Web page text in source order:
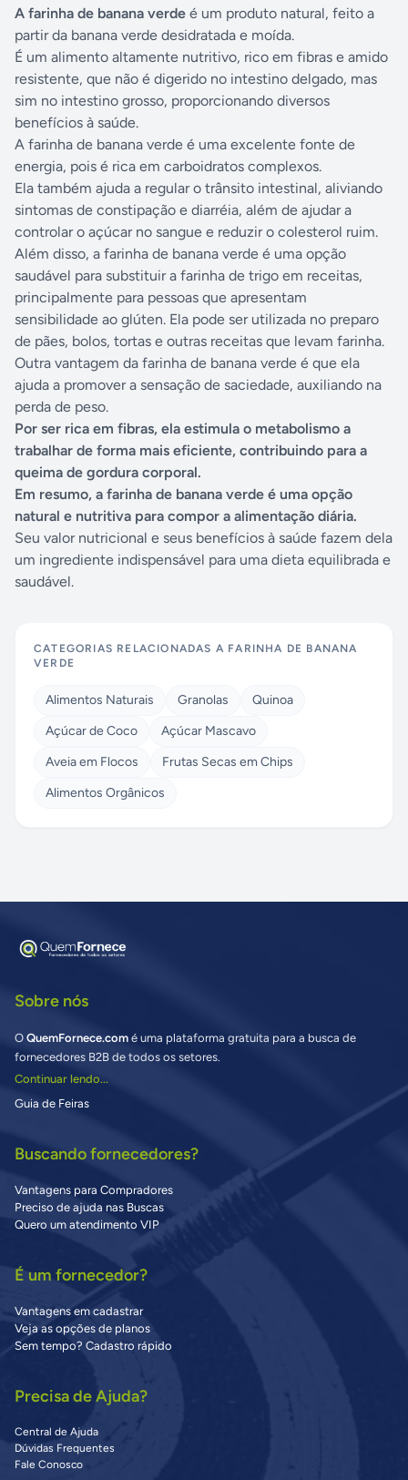
A farinha de banana verde é um produto natural, feito a
partir da banana verde desidratada e moída.
É um alimento altamente nutritivo, rico em fibras e amido
resistente, que não é digerido no intestino delgado, mas
sim no intestino grosso, proporcionando diversos
benefícios à saúde.
A farinha de banana verde é uma excelente fonte de
energia, pois é rica em carboidratos complexos.
Ela também ajuda a regular o trânsito intestinal, aliviando
sintomas de constipação e diarréia, além de ajudar a
controlar o açúcar no sangue e reduzir o colesterol ruim.
Além disso, a farinha de banana verde é uma opção
saudável para substituir a farinha de trigo em receitas,
principalmente para pessoas que apresentam
sensibilidade ao glúten. Ela pode ser utilizada no preparo
de pães, bolos, tortas e outras receitas que levam farinha.
Outra vantagem da farinha de banana verde é que ela
ajuda a promover a sensação de saciedade, auxiliando na
perda de peso.
Por ser rica em fibras, ela estimula o metabolismo a
trabalhar de forma mais eficiente, contribuindo para a
queima de gordura corporal.
Em resumo, a farinha de banana verde é uma opção
natural e nutritiva para compor a alimentação diária.
Seu valor nutricional e seus benefícios à saúde fazem dela
um ingrediente indispensável para uma dieta equilibrada e
saudável.
CATEGORIAS RELACIONADAS A FARINHA DE BANANA
VERDE
Alimentos Naturais Granolas
Quinoa
Açúcar de Coco
Açúcar Mascavo
Aveia em Flocos
Frutas Secas em Chips
Alimentos Orgânicos
Sobre nós
O QuemFornece.com é uma plataforma gratuita para a busca de
fornecedores B2B de todos os setores.
Continuar lendo...
Guia de Feiras
Buscando fornecedores?
Vantagens para Compradores
Preciso de ajuda nas Buscas
Quero um atendimento VIP
É um fornecedor?
Vantagens em cadastrar
Veja as opções de planos
Sem tempo? Cadastro rápido
Precisa de Ajuda?
Central de Ajuda
Dúvidas Frequentes
Fale Conosco